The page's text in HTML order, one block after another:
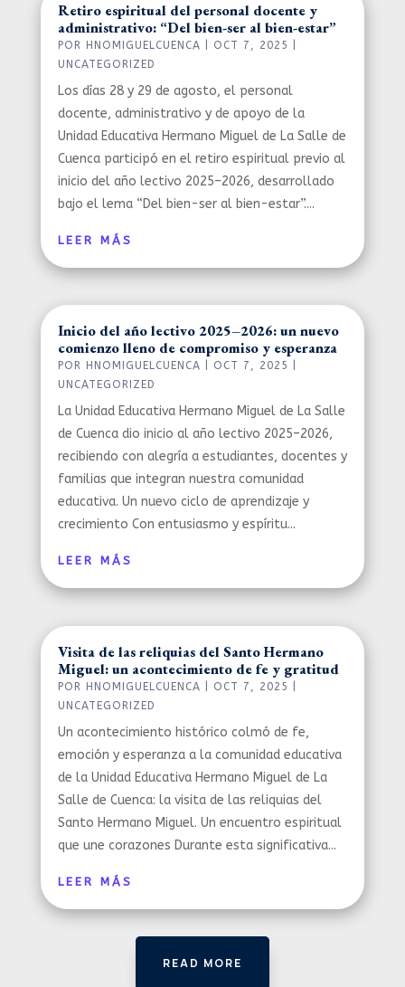
Retiro espiritual del personal docente y
administrativo: “Del bien-ser al bien-estar”
POR HNOMIGUELCUENCA OCT 7, 2025
UNCATEGORIZED
Los días 28 y 29 de agosto, el personal
docente, administrativo y de apoyo de la
Unidad Educativa Hermano Miguel de La Salle de
Cuenca participó en el retiro espiritual previo al
inicio del año lectivo 2025–2026, desarrollado
bajo el lema “Del bien-ser al bien-estar”....
LEER MÁS
Inicio del año lectivo 2025–2026: un nuevo
comienzo lleno de compromiso y esperanza
POR HNOMIGUELCUENCA OCT 7, 2025
UNCATEGORIZED
La Unidad Educativa Hermano Miguel de La Salle
de Cuenca dio inicio al año lectivo 2025–2026,
recibiendo con alegría a estudiantes, docentes y
familias que integran nuestra comunidad
educativa. Un nuevo ciclo de aprendizaje y
crecimiento Con entusiasmo y espíritu...
LEER MÁS
Visita de las reliquias del Santo Hermano
Miguel: un acontecimiento de fe y gratitud
POR HNOMIGUELCUENCA OCT 7, 2025
UNCATEGORIZED
Un acontecimiento histórico colmó de fe,
emoción y esperanza a la comunidad educativa
de la Unidad Educativa Hermano Miguel de La
Salle de Cuenca: la visita de las reliquias del
Santo Hermano Miguel. Un encuentro espiritual
que une corazones Durante esta significativa...
LEER MÁS
READ MORE